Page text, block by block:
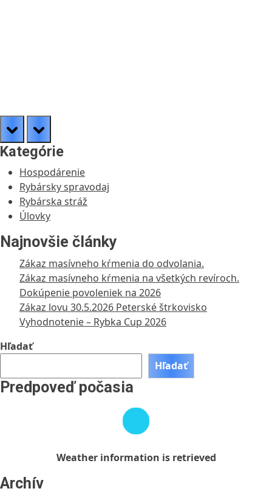
prev next
Kategórie
Hospodárenie
Rybársky spravodaj
Rybárska stráž
Úlovky
Najnovšie články
Zákaz masívneho kŕmenia do odvolania.
Zákaz masívneho kŕmenia na všetkých revíroch.
Dokúpenie povoleniek na 2026
Zákaz lovu 30.5.2026 Peterské štrkovisko
Vyhodnotenie – Rybka Cup 2026
Hľadať
Hľadať
Predpoveď počasia
Weather
information
retrieved
Weather information is retrieved
Archív